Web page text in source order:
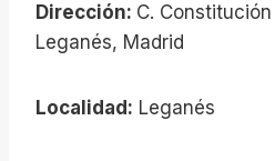
Dirección: C.
Leganés, Madrid
Localidad: Leganés